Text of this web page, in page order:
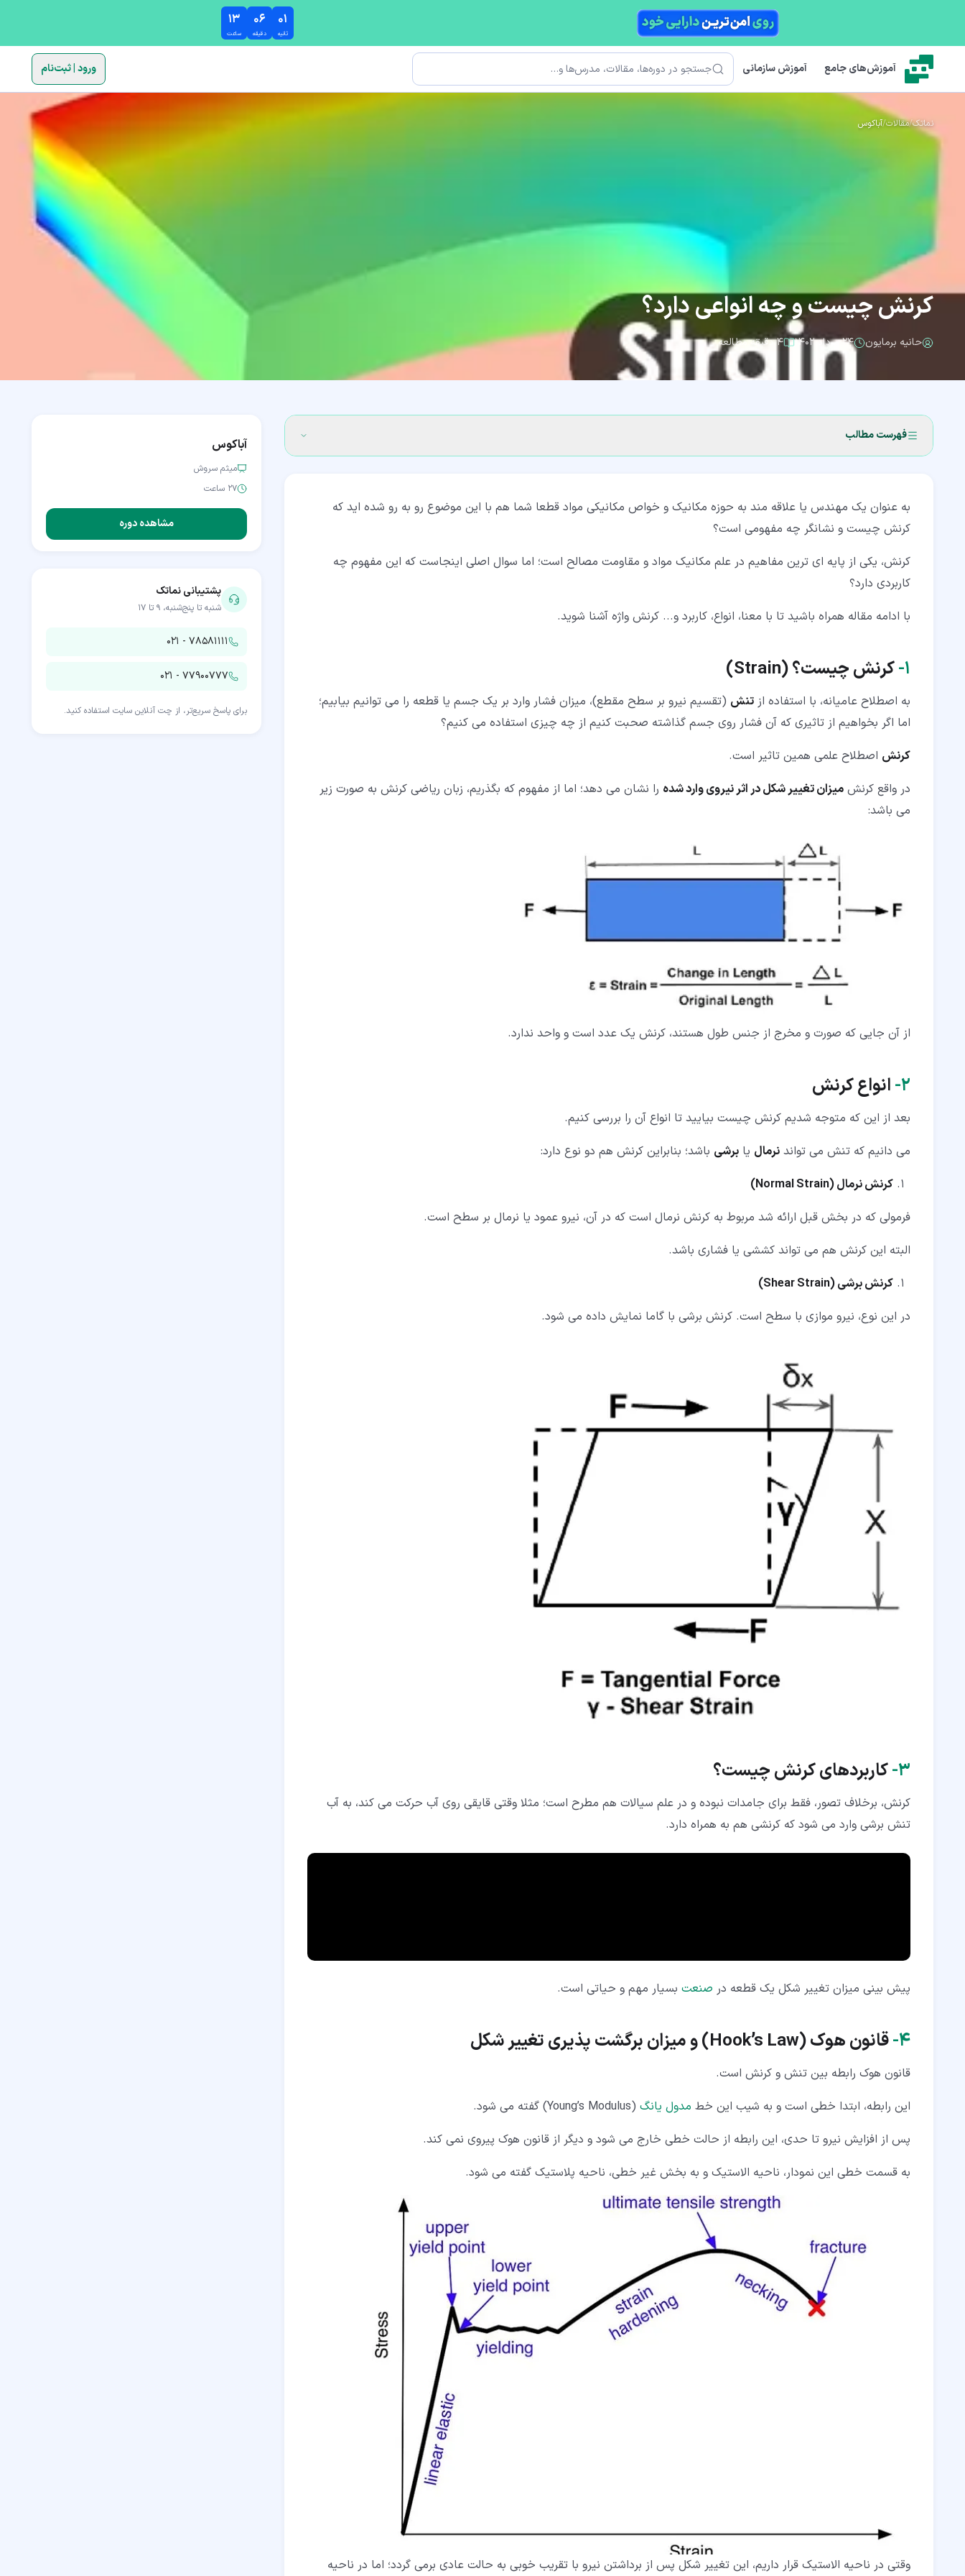
۱۳
ساعت
۰۶
دقیقه
۰۰
ثانیه
آموزش‌های جامع آموزش سازمانی جستجو ورود | ثبت‌نام
نماتک/مقالات/آباکوس
کرنش چیست و چه انواعی دارد؟
حانیه برمایون ۲۴ مرداد ۱۴۰۲ ۴ دقیقه مطالعه
فهرست مطالب
۲‏- انواع کرنش
۴‏- قانون هوک (Hook’s Law) و میزان برگشت پذیری تغییر شکل
۶‏- آیا کرنش تمامی تغییر شکل ها را نشان می دهد؟
به عنوان یک مهندس یا علاقه مند به حوزه مکانیک و خواص مکانیکی مواد قطعا شما هم با این موضوع رو به رو شده اید که
کرنش چیست و نشانگر چه مفهومی است؟
کرنش، یکی از پایه ای ترین مفاهیم در علم مکانیک مواد و مقاومت مصالح است؛ اما سوال اصلی اینجاست که این مفهوم چه
کاربردی دارد؟
با ادامه مقاله همراه باشید تا با معنا، انواع، کاربرد و... کرنش واژه آشنا شوید.
۱‏- کرنشچیست؟(Strain)
به اصطلاح عامیانه، با استفاده از تنش (تقسیم نیرو بر سطح مقطع)، میزان فشار وارد بر یک جسم یا قطعه را می توانیم بیابیم؛
اما اگر بخواهیم از تاثیری که آن فشار روی جسم گذاشته صحبت کنیم از چه چیزی استفاده می کنیم؟
کرنش اصطلاح علمی همین تاثیر است.
در واقع کرنش میزان تغییر شکل در اثر نیروی وارد شده را نشان می دهد؛ اما از مفهوم که بگذریم، زبان ریاضی کرنش به صورت زیر
می باشد:
از آن جایی که صورت و مخرج از جنس طول هستند، کرنش یک عدد است و واحد ندارد.
۲‏- انواع کرنش
بعد از این که متوجه شدیم کرنش چیست بیایید تا انواع آن را بررسی کنیم.
می دانیم که تنش می تواند نرمال یا برشی باشد؛ بنابراین کرنش هم دو نوع دارد:
کرنش نرمال (Normal Strain)
فرمولی که در بخش قبل ارائه شد مربوط به کرنش نرمال است که در آن، نیرو عمود یا نرمال بر سطح است.
البته این کرنش هم می تواند کششی یا فشاری باشد.
کرنش برشی (Shear Strain)
در این نوع، نیرو موازی با سطح است. کرنش برشی با گاما نمایش داده می شود.
۳‏- کاربردهای کرنش چیست؟
کرنش، برخلاف تصور، فقط برای جامدات نبوده و در علم سیالات هم مطرح است؛ مثلا وقتی قایقی روی آب حرکت می کند، به آب
تنش برشی وارد می شود که کرنشی هم به همراه دارد.
پیش بینی میزان تغییر شکل یک قطعه در صنعت بسیار مهم و حیاتی است.
۴‏- قانون هوک(Hook’s Law) و میزان برگشت پذیری تغییر شکل
قانون هوک رابطه بین تنش و کرنش است.
این رابطه، ابتدا خطی است و به شیب این خط مدول یانگ (Young’s Modulus) گفته می شود.
پس از افزایش نیرو تا حدی، این رابطه از حالت خطی خارج می شود و دیگر از قانون هوک پیروی نمی کند.
به قسمت خطی این نمودار، ناحیه الاستیک و به بخش غیر خطی، ناحیه پلاستیک گفته می شود.
وقتی در ناحیه الاستیک قرار داریم، این تغییر شکل پس از برداشتن نیرو با تقریب خوبی به حالت عادی برمی گردد؛ اما در ناحیه
آباکوس
میثم سروش
۲۷ ساعت
مشاهده دوره
پشتیبانی نماتک
شنبه تا پنج‌شنبه، ۹ تا ۱۷
۰۲۱ - ۷۸۵۸۱۱۱۱
۰۲۱ - ۷۷۹۰۰۷۷۷
برای پاسخ سریع‌تر، از چت آنلاین سایت استفاده کنید.